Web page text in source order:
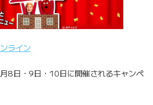
ライン
8日・9日・10日に開催されるキャンペ